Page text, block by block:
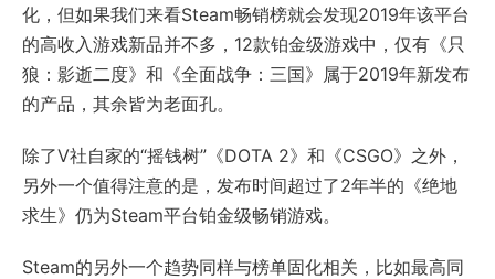
化，但如果我们来看Steam畅销榜就会发现2019年该平台
的高收入游戏新品并不多，12款铂金级游戏中，仅有《只
狼：影逝二度》和《全面战争：三国》属于2019年新发布
的产品，其余皆为老面孔。
除了V社自家的“摇钱树”《DOTA 2》和《CSGO》之外，
另外一个值得注意的是，发布时间超过了2年半的《绝地
求生》仍为Steam平台铂金级畅销游戏。
Steam的另外一个趋势同样与榜单固化相关，比如最高同